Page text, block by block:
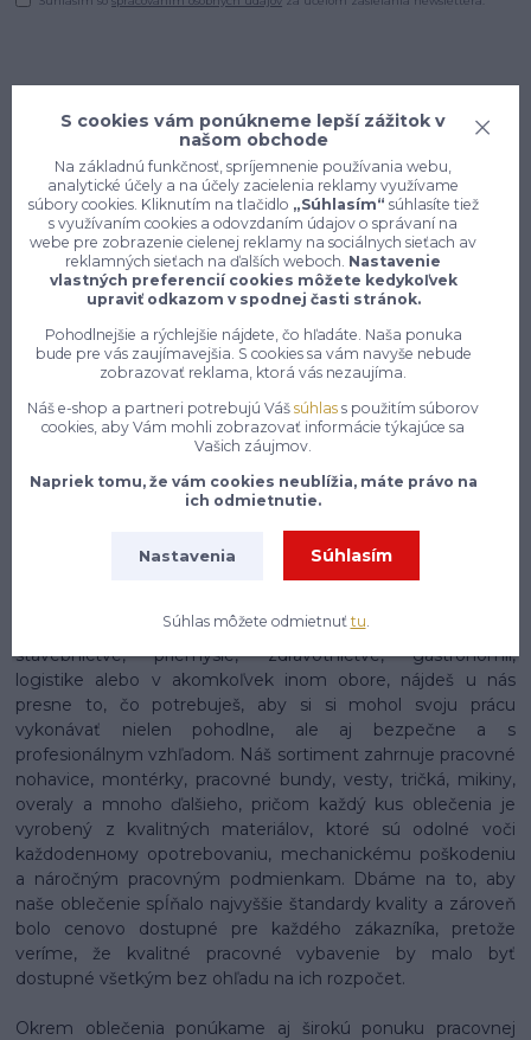
Konečne e-shop, kde nemusíte
vyberať medzi kvalitou a cenou,
pracovné aj voľnočasové oblečenie
pre mužov a ženy na jednom mieste,
7 z 10 zákazníkov si objedná znovu do 30 dní —
zistite, čo je na našich pracovných odevoch a
Na našom e-shope enytex.sk sa môžeš tešiť na skutočne
rozsiahly a starostlivo zostavený sortiment pracovného
najrôznejšími odvetviami a profesiami. Či už pracuješ v
stavebníctve, priemysle, zdravotníctve, gastronómii,
logistike alebo v akomkoľvek inom obore, nájdeš u nás
presne to, čo potrebuješ, aby si si mohol svoju prácu
vykonávať nielen pohodlne, ale aj bezpečne a s
profesionálnym vzhľadom. Náš sortiment zahrnuje pracovné
nohavice, montérky, pracovné bundy, vesty, tričká, mikiny,
overaly a mnoho ďalšieho, pričom každý kus oblečenia je
vyrobený z kvalitných materiálov, ktoré sú odolné voči
každodenному opotrebovaniu, mechanickému poškodeniu
a náročným pracovným podmienkam. Dbáme na to, aby
naše oblečenie spĺňalo najvyššie štandardy kvality a zároveň
bolo cenovo dostupné pre každého zákazníka, pretože
veríme, že kvalitné pracovné vybavenie by malo byť
dostupné všetkým bez ohľadu na ich rozpočet.
Okrem oblečenia ponúkame aj širokú ponuku pracovnej
S cookies vám ponúkneme lepší zážitok v
našom obchode
Na základnú funkčnosť, spríjemnenie používania webu,
analytické účely a na účely zacielenia reklamy využívame
súbory cookies. Kliknutím na tlačidlo „Súhlasím“ súhlasíte tiež
s využívaním cookies a odovzdaním údajov o správaní na
webe pre zobrazenie cielenej reklamy na sociálnych sieťach av
reklamných sieťach na ďalších weboch. Nastavenie
vlastných preferencií cookies môžete kedykoľvek
upraviť odkazom v spodnej časti stránok.
Pohodlnejšie a rýchlejšie nájdete, čo hľadáte. Naša ponuka
bude pre vás zaujímavejšia. S cookies sa vám navyše nebude
zobrazovať reklama, ktorá vás nezaujíma.
Náš e-shop a partneri potrebujú Vášsúhlas s použitím súborov
cookies, aby Vám mohli zobrazovať informácie týkajúce sa
Vašich záujmov.
Napriek tomu, že vám cookies neublížia, máte právo na
ich odmietnutie.
Nastavenia Súhlasím
Súhlas môžete odmietnuť tu